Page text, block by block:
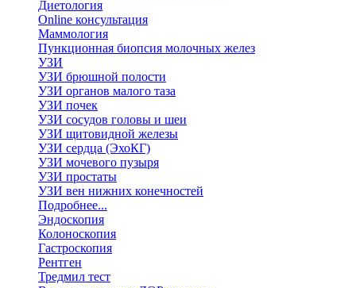
Диетология
Online консультация
Маммология
Пункционная биопсия молочных желез
УЗИ
УЗИ брюшной полости
УЗИ органов малого таза
УЗИ почек
УЗИ сосудов головы и шеи
УЗИ щитовидной железы
УЗИ сердца (ЭхоКГ)
УЗИ мочевого пузыря
УЗИ простаты
УЗИ вен нижних конечностей
Подробнее...
Эндоскопия
Колоноскопия
Гастроскопия
Рентген
Тредмил тест